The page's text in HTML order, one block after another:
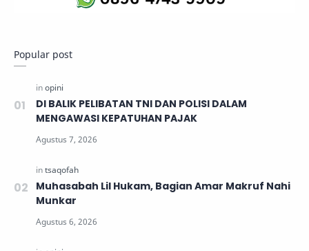
Popular post
DI BALIK PELIBATAN TNI DAN POLISI DALAM
MENGAWASI KEPATUHAN PAJAK
Muhasabah Lil Hukam, Bagian Amar Makruf Nahi
Munkar